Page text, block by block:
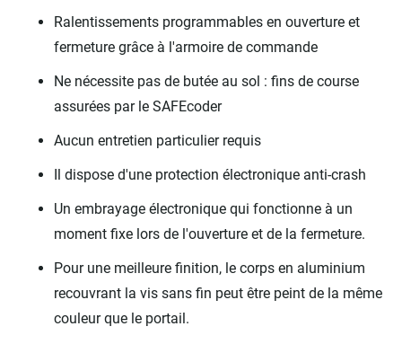
Ralentissements programmables en ouverture et
fermeture grâce à l'armoire de commande
Ne nécessite pas de butée au sol : fins de course
assurées par le SAFEcoder
Aucun entretien particulier requis
Il dispose d'une protection électronique anti-crash
Un embrayage électronique qui fonctionne à un
moment fixe lors de l'ouverture et de la fermeture.
Pour une meilleure finition, le corps en aluminium
recouvrant la vis sans fin peut être peint de la même
couleur que le portail.